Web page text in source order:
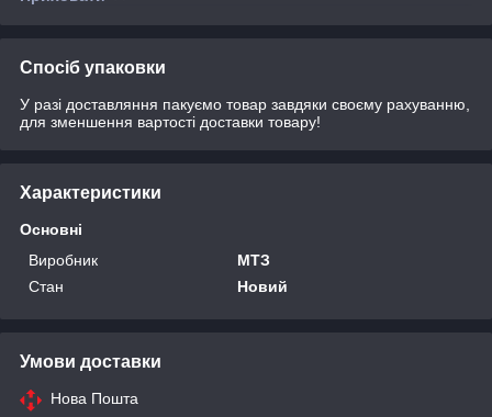
Спосіб упаковки
У разі доставляння пакуємо товар завдяки своєму рахуванню,
для зменшення вартості доставки товару!
Характеристики
Основні
Виробник
МТЗ
Стан
Новий
Умови доставки
Нова Пошта